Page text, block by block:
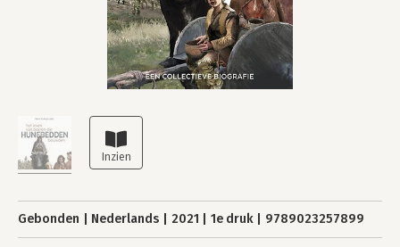
Gebonden Nederlands 2021 1e druk 9789023257899